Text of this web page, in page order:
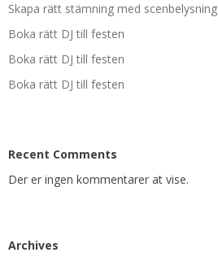
Skapa rätt stämning med scenbelysning
Boka rätt DJ till festen
Boka rätt DJ till festen
Boka rätt DJ till festen
Recent Comments
Der er ingen kommentarer at vise.
Archives